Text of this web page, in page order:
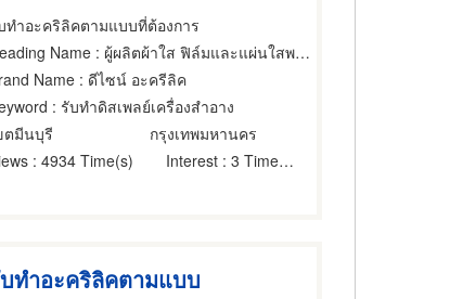
ทําอะคริลิคตามแบบที่ต้องการ
Name : ผู้ผลิตผ้าใส ฟิล์มและแผ่นใสพลาสติก,แผ่นอะครีลิคพลาสติก,ผลิตภัณฑ์อะคริลิค
Name : ดีไซน์ อะครีลิค
: รับทำดิสเพลย์เครื่องสำอาง
ตมีนบุรี
กรุงเทพมหานคร
: 4934 Time(s) Interest : 3 Time(s)
ทำอะคริลิคตามแบบ